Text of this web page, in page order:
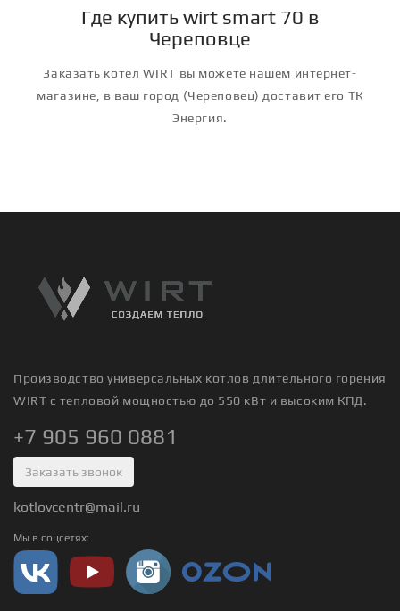
Где купить wirt smart 70 в
Череповце
Заказать котел WIRT вы можете нашем интернет-
магазине, в ваш город (Череповец) доставит его ТК
Энергия.
Производство универсальных котлов длительного горения
WIRT с тепловой мощностью до 550 кВт и высоким КПД.
+7 905 960 0881
Заказать звонок
kotlovcentr@mail.ru
Мы в соцсетях: